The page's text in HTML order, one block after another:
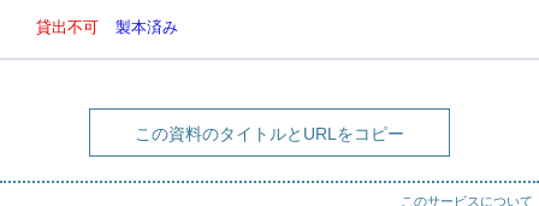
貸出不可 製本済み
この資料のタイトルとURLをコピー
このサービスについて